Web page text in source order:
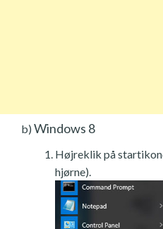
b) Windows 8
Højreklik på
hjørne).